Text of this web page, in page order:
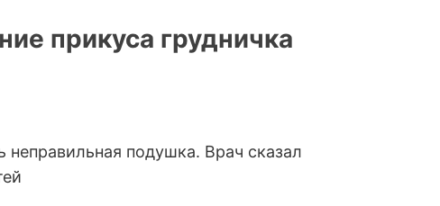
прикуса грудничка
подушка. Врач сказал